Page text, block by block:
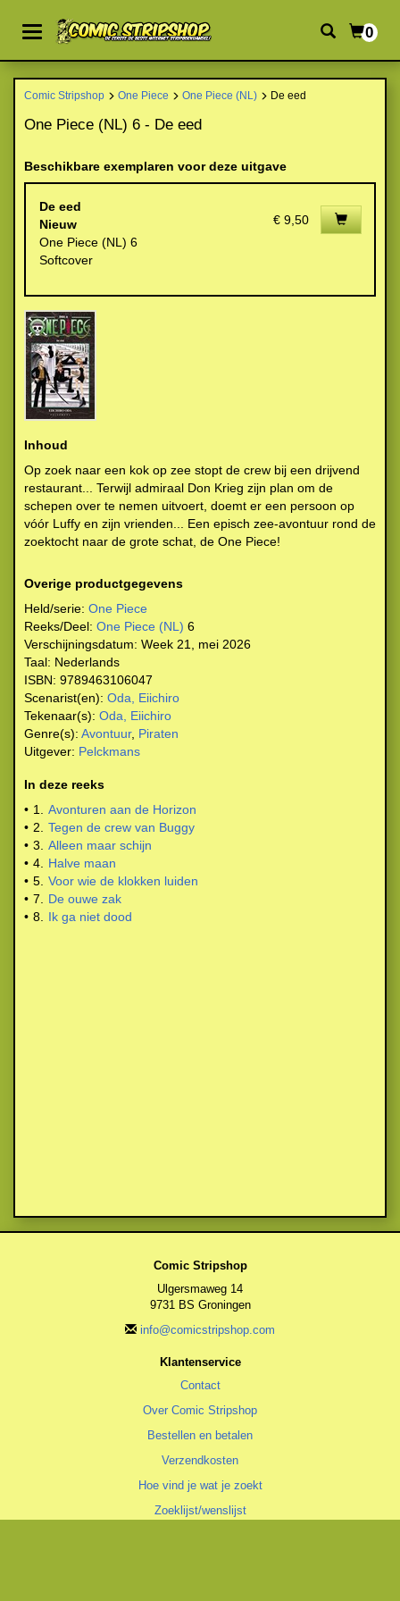
0
Comic Stripshop One Piece One Piece (NL) De eed
One Piece (NL) 6 - De eed
Beschikbare exemplaren voor deze uitgave
De eed
Nieuw
One Piece (NL) 6
Softcover
€ 9,50
Inhoud
Op zoek naar een kok op zee stopt de crew bij een drijvend
restaurant... Terwijl admiraal Don Krieg zijn plan om de
schepen over te nemen uitvoert, doemt er een persoon op
vóór Luffy en zijn vrienden... Een episch zee-avontuur rond de
zoektocht naar de grote schat, de One Piece!
Overige productgegevens
Held/serie: One Piece
Reeks/Deel: One Piece (NL) 6
Verschijningsdatum: Week 21, mei 2026
Taal: Nederlands
ISBN: 9789463106047
Scenarist(en): Oda, Eiichiro
Tekenaar(s): Oda, Eiichiro
Genre(s): Avontuur, Piraten
Uitgever: Pelckmans
In deze reeks
• 1.
Avonturen aan de Horizon
• 2.
Tegen de crew van Buggy
• 3.
Alleen maar schijn
• 4.
Halve maan
• 5. Voor wie de klokken luiden
• 7.
De ouwe zak
• 8. Ik ga niet dood
Comic Stripshop
Ulgersmaweg 14
9731 BS Groningen
info@comicstripshop.com
Klantenservice
Contact
Over Comic Stripshop
Bestellen en betalen
Verzendkosten
Hoe vind je wat je zoekt
Zoeklijst/wenslijst